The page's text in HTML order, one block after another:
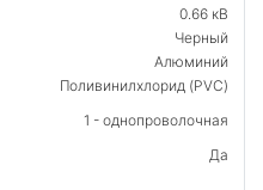
0.66 кВ
Черный
Алюминий
Поливинилхлорид (PVC)
1 - однопроволочная
Да